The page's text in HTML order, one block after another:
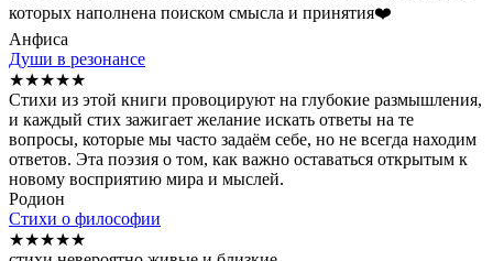
которых наполнена поиском смысла и принятия❤️
Анфиса
Души в резонансе
★★★★★
Стихи из этой книги провоцируют на глубокие размышления,
и каждый стих зажигает желание искать ответы на те
вопросы, которые мы часто задаём себе, но не всегда находим
ответов. Эта поэзия о том, как важно оставаться открытым к
новому восприятию мира и мыслей.
Родион
Стихи о философии
★★★★★